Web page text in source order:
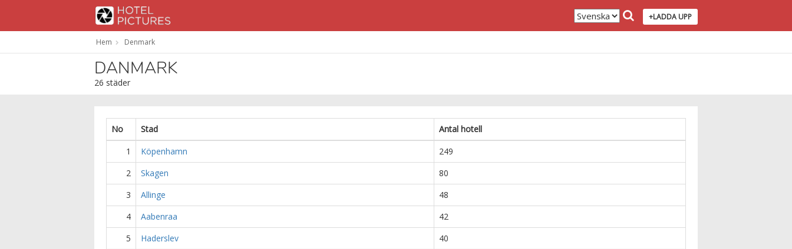
+LADDA UPP
Hem Denmark
DANMARK
26 städer
No Stad
Antal hotell
1
Köpenhamn
249
2
Skagen
80
3
Allinge
48
4
Aabenraa
42
5
Haderslev
40